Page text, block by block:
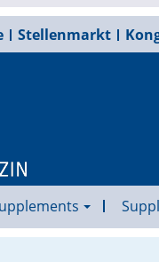
Stellenmarkt